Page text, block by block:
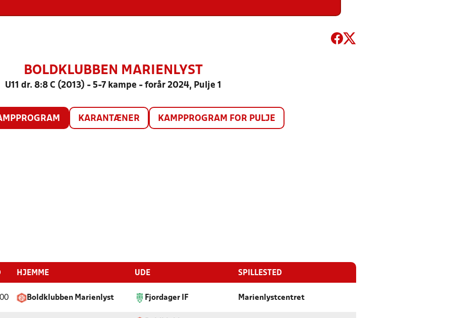
BOLDKLUBBEN MARIENLYST
U11 dr. 8:8 C (2013) - 5-7 kampe - forår 2024, Pulje 1
KARANTÆNER KAMPPROGRAM FOR PULJE
HJEMME UDE SPILLESTED
Boldklubben Marienlyst Fjordager IF Marienlystcentret